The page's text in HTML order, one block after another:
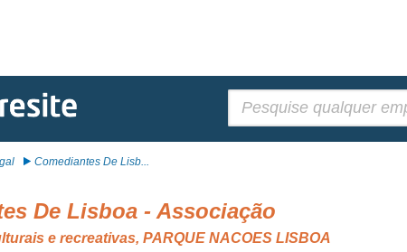
Comediantes De Lisb...
De Lisboa - Associação
e recreativas, PARQUE NACOES LISBOA